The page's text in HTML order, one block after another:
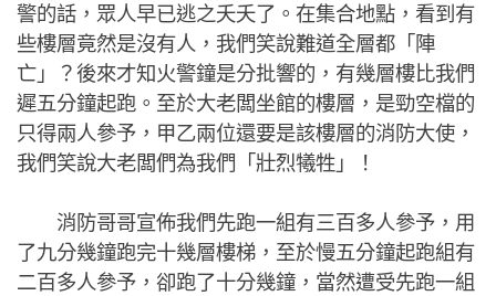
警的話，眾人早已逃之夭夭了。在集合地點，看到有
些樓層竟然是沒有人，我們笑說難道全層都「陣
亡」？後來才知火警鐘是分批響的，有幾層樓比我們
遲五分鐘起跑。至於大老闆坐館的樓層，是勁空檔的
只得兩人參予，甲乙兩位還要是該樓層的消防大使，
我們笑說大老闆們為我們「壯烈犧牲」！
消防哥哥宣佈我們先跑一組有三百多人參予，用
了九分幾鐘跑完十幾層樓梯，至於慢五分鐘起跑組有
二百多人參予，卻跑了十分幾鐘，當然遭受先跑一組